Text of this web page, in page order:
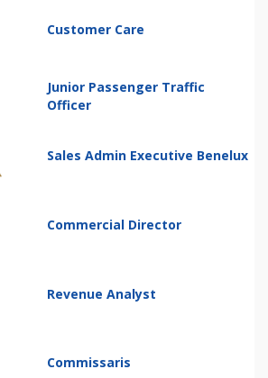
Customer Care
Junior Passenger Traffic
Officer
Sales Admin Executive Benelux
Commercial Director
Revenue Analyst
Commissaris